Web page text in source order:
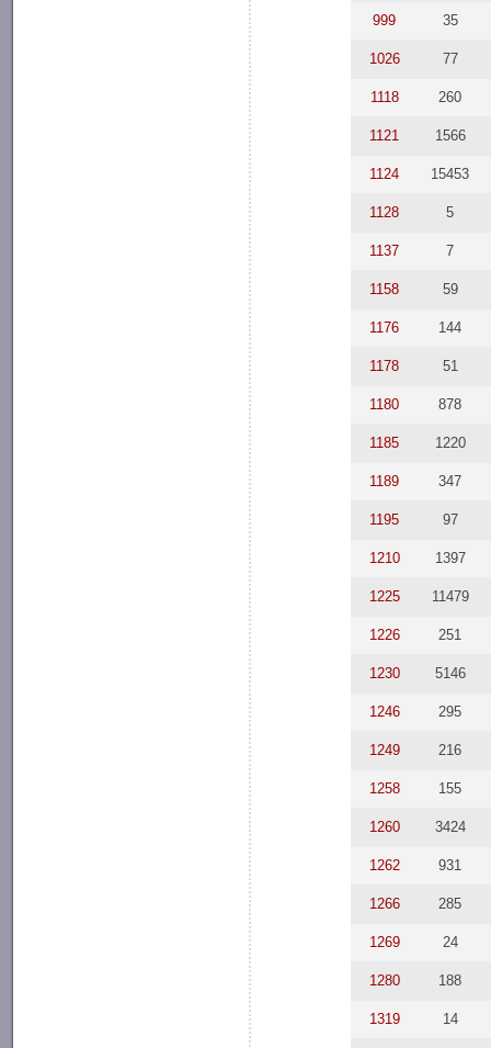
999 35
1026 77
1118 260
1121 1566
1124 15453
1128 5
1137 7
1158 59
1176 144
1178 51
1180 878
1185 1220
1189 347
1195 97
1210 1397
1225 11479
1226 251
1230 5146
1246 295
1249 216
1258 155
1260 3424
1262 931
1266 285
1269 24
1280 188
1319 14